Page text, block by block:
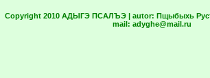
Copyright 2010 АДЫГЭ ПСАЛЪЭ | autor: Пщыбыхь
mail: adyghe@mail.ru